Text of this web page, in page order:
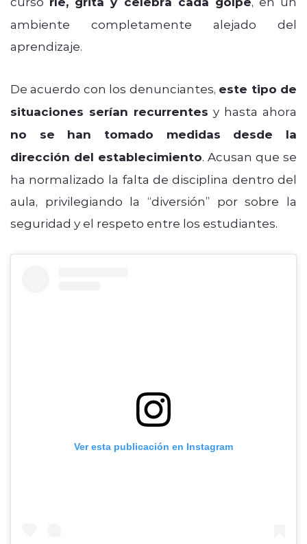
ambiente completamente alejado del
aprendizaje.
De acuerdo con los denunciantes, este tipo de
situaciones serían recurrentes y hasta ahora
no se han tomado medidas desde la
dirección del establecimiento. Acusan que se
ha normalizado la falta de disciplina dentro del
aula, privilegiando la “diversión” por sobre la
seguridad y el respeto entre los estudiantes.
Ver esta publicación en Instagram